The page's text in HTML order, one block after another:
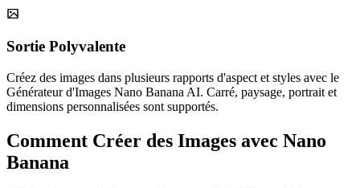
Sortie Polyvalente
Créez des images dans plusieurs rapports d'aspect et styles avec le
Générateur d'Images Nano Banana AI. Carré, paysage, portrait et
dimensions personnalisées sont supportés.
Comment Créer des Images avec Nano
Banana